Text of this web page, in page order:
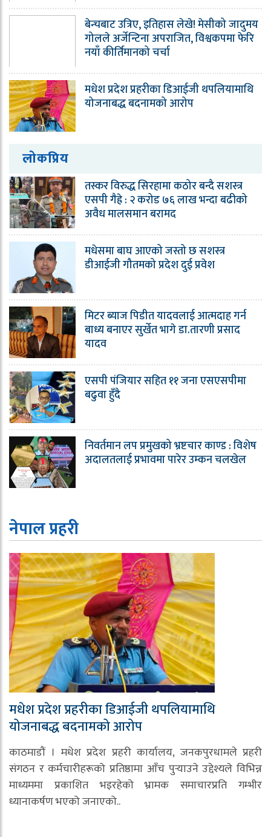
बेन्चबाट उत्रिए, इतिहास लेखे! मेसीको जादुमय
गोलले अर्जेन्टिना अपराजित, विश्वकपमा फेरि
नयाँ कीर्तिमानको चर्चा
मधेश प्रदेश प्रहरीका डिआईजी थपलियामाथि
योजनाबद्ध बदनामको आरोप
लोकप्रिय
तस्कर विरुद्ध सिरहामा कठोर बन्दै सशस्त्र
एसपी गैह्रे : २ करोड ७६ लाख भन्दा बढीको
अवैध मालसमान बरामद
मधेसमा बाघ आएको जस्तो छ सशस्त्र
डीआईजी गौतमको प्रदेश दुई प्रवेश
मिटर ब्याज पिडीत यादवलाई आत्मदाह गर्न
बाध्य बनाएर सुर्खेत भागे डा.तारणी प्रसाद
यादव
एसपी पंजियार सहित ११ जना एसएसपीमा
बढुवा हुँदै
निवर्तमान लप प्रमुखको भ्रष्टचार काण्ड : विशेष
अदालतलाई प्रभावमा पारेर उम्कन चलखेल
नेपाल प्रहरी
मधेश प्रदेश प्रहरीका डिआईजी थपलियामाथि
योजनाबद्ध बदनामको आरोप
काठमाडौं । मधेश प्रदेश प्रहरी कार्यालय, जनकपुरधामले प्रहरी
संगठन र कर्मचारीहरूको प्रतिष्ठामा आँच पुर्‍याउने उद्देश्यले विभिन्न
माध्यममा प्रकाशित भइरहेको भ्रामक समाचारप्रति गम्भीर
ध्यानाकर्षण भएको जनाएको..